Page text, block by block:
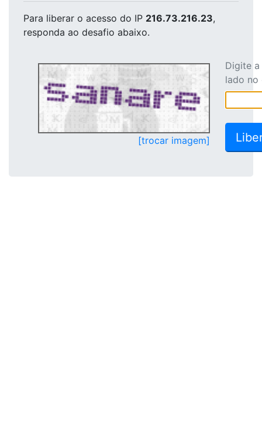
Para liberar o acesso do IP 216.73.216.23,
responda ao desafio abaixo.
[trocar imagem]
Digite
lado no